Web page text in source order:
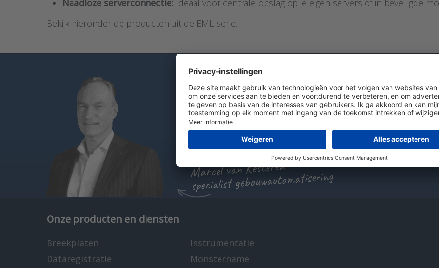
Naadloze serverconnectie: Ideaal voor centrale opslag op je eigen servers of in beveiligde
Bekijk hieronder de producten uit de EML-serie.
Heb je een vraag?
Bel ons 0297 - 514 833
Stuur ons een e-mail
Chat met ons
Marcel van Kesteren
specialist gebouwautomatisering
Onze producten en diensten
Breekplaten
Dataregistratie
Instrumentatie
Monstername